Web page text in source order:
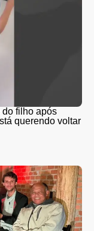
do filho após
querendo voltar